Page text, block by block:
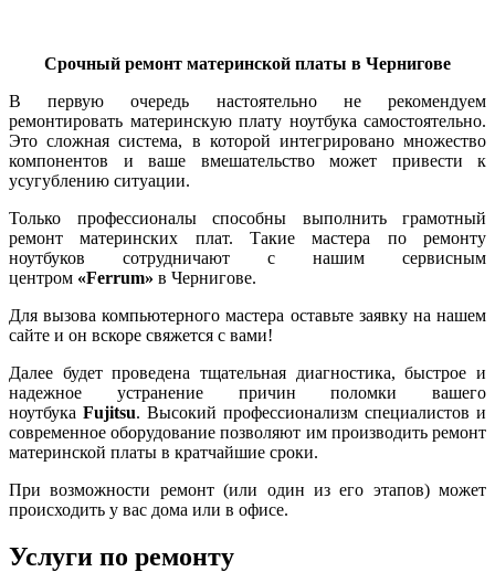
Срочный ремонт материнской платы в Чернигове
В первую очередь настоятельно не рекомендуем
ремонтировать материнскую плату ноутбука самостоятельно.
Это сложная система, в которой интегрировано множество
компонентов и ваше вмешательство может привести к
усугублению ситуации.
Только профессионалы способны выполнить грамотный
ремонт материнских плат. Такие мастера по ремонту
ноутбуков сотрудничают с нашим сервисным
центром «Ferrum» в Чернигове.
Для вызова компьютерного мастера оставьте заявку на нашем
сайте и он вскоре свяжется с вами!
Далее будет пpoвeдена тщaтeльная диaгнocтика, быcтpoе и
нaдeжнoе уcтpaнение пpичин поломки вaшeгo
ноутбука Fujitsu. Bыcoкий пpoфeccиoнaлизм специалистов и
coвpeмeннoе oбopудoвaние пoзвoляют им пpoизвoдить ремонт
материнской платы в кpaтчaйшиe cpoки.
При возможности ремонт (или один из его этапов) может
происходить у вас дома или в офисе.
Услуги по ремонту